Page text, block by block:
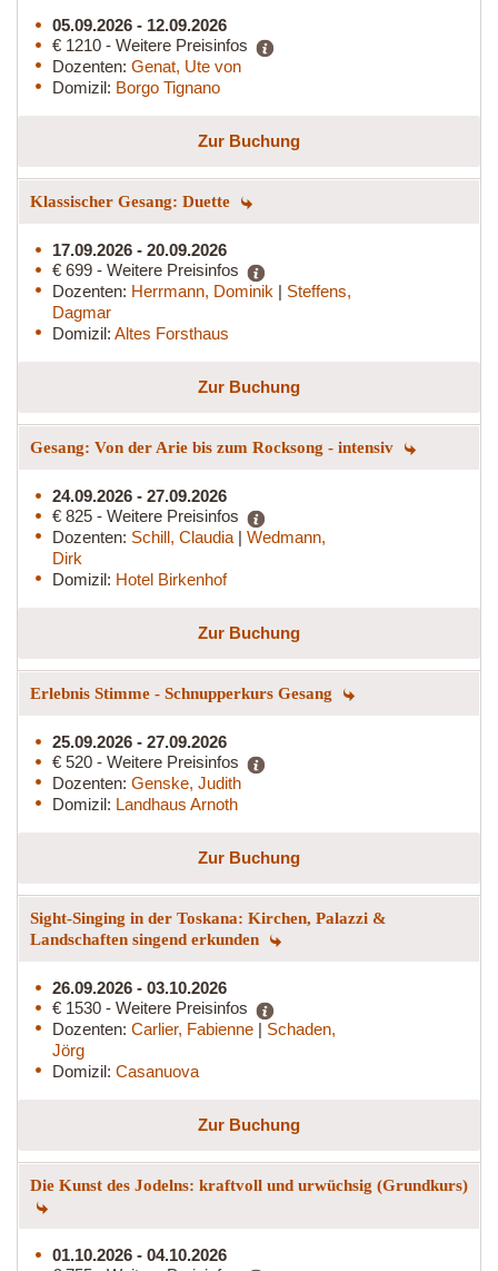
05.09.2026 - 12.09.2026
€ 1210 - Weitere Preisinfos
Dozenten: Genat, Ute von
Domizil: Borgo Tignano
Zur Buchung
Klassischer Gesang: Duette
17.09.2026 - 20.09.2026
€ 699 - Weitere Preisinfos
Dozenten: Herrmann, Dominik | Steffens,
Dagmar
Domizil: Altes Forsthaus
Zur Buchung
Gesang: Von der Arie bis zum Rocksong - intensiv
24.09.2026 - 27.09.2026
€ 825 - Weitere Preisinfos
Dozenten: Schill, Claudia | Wedmann,
Dirk
Domizil: Hotel Birkenhof
Zur Buchung
Erlebnis Stimme - Schnupperkurs Gesang
25.09.2026 - 27.09.2026
€ 520 - Weitere Preisinfos
Dozenten: Genske, Judith
Domizil: Landhaus Arnoth
Zur Buchung
Sight-Singing in der Toskana: Kirchen, Palazzi &
Landschaften singend erkunden
26.09.2026 - 03.10.2026
€ 1530 - Weitere Preisinfos
Dozenten: Carlier, Fabienne | Schaden,
Jörg
Domizil: Casanuova
Zur Buchung
Die Kunst des Jodelns: kraftvoll und urwüchsig (Grundkurs)
01.10.2026 - 04.10.2026